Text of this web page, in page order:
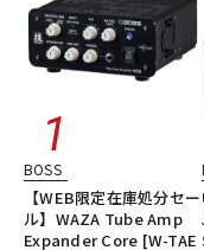
BOSS
【WEB限定在庫処分セー
ル】WAZA Tube Amp
Expander Core [W-TAE